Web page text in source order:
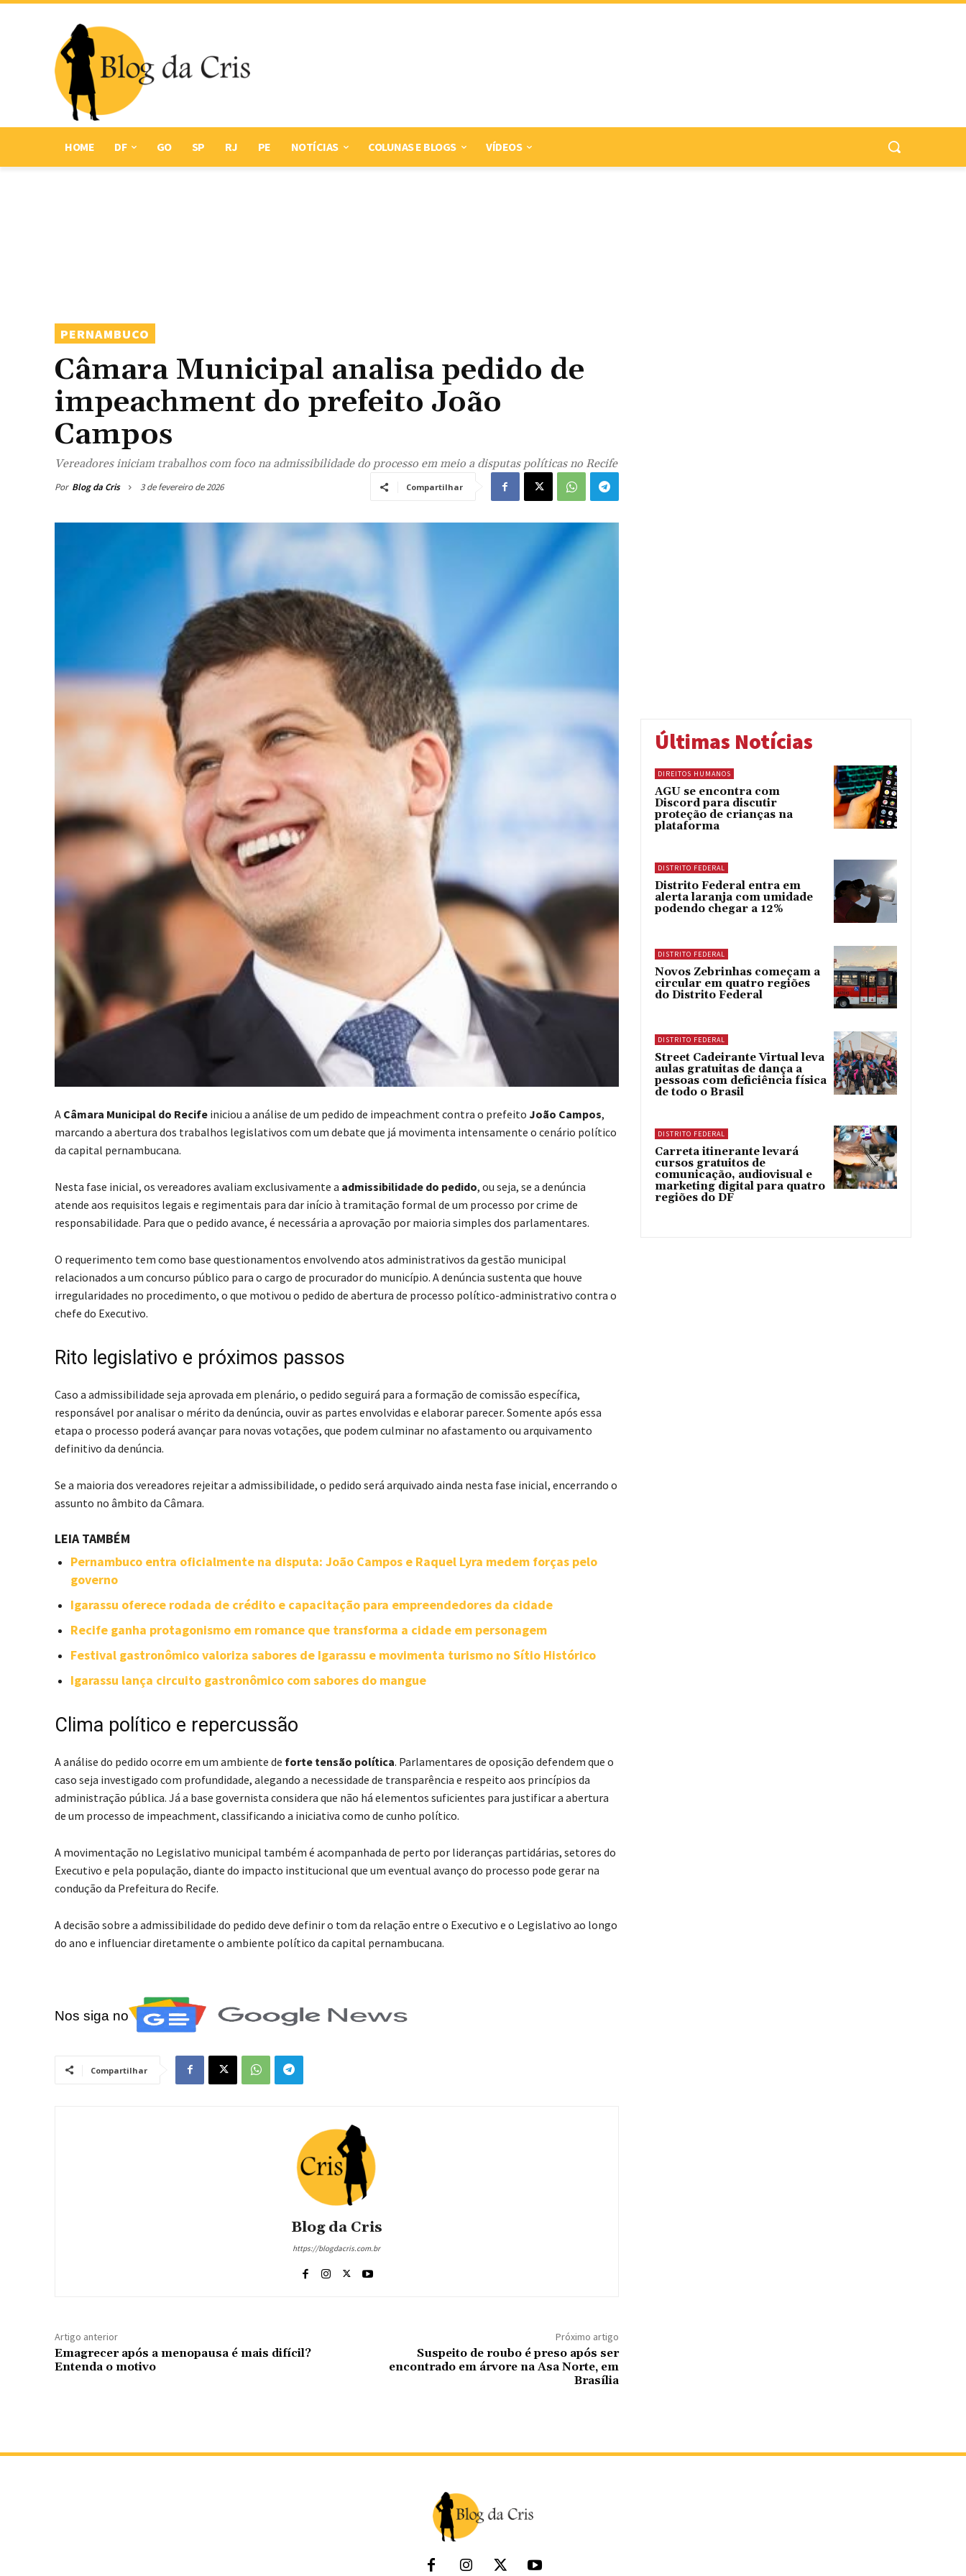
HOME DF GO SP RJ PE NOTÍCIAS COLUNAS E BLOGS VÍDEOS
PERNAMBUCO
Câmara Municipal analisa pedido de
impeachment do prefeito João
Campos
Vereadores iniciam trabalhos com foco na admissibilidade do processo em meio a disputas políticas no Recife
Por Blog da Cris 3 de fevereiro de 2026 Compartilhar
A Câmara Municipal do Recife iniciou a análise de um pedido de impeachment contra o prefeito João Campos,
marcando a abertura dos trabalhos legislativos com um debate que já movimenta intensamente o cenário político
da capital pernambucana.
Nesta fase inicial, os vereadores avaliam exclusivamente a admissibilidade do pedido, ou seja, se a denúncia
atende aos requisitos legais e regimentais para dar início à tramitação formal de um processo por crime de
responsabilidade. Para que o pedido avance, é necessária a aprovação por maioria simples dos parlamentares.
O requerimento tem como base questionamentos envolvendo atos administrativos da gestão municipal
relacionados a um concurso público para o cargo de procurador do município. A denúncia sustenta que houve
irregularidades no procedimento, o que motivou o pedido de abertura de processo político-administrativo contra o
chefe do Executivo.
Rito legislativo e próximos passos
Caso a admissibilidade seja aprovada em plenário, o pedido seguirá para a formação de comissão específica,
responsável por analisar o mérito da denúncia, ouvir as partes envolvidas e elaborar parecer. Somente após essa
etapa o processo poderá avançar para novas votações, que podem culminar no afastamento ou arquivamento
definitivo da denúncia.
Se a maioria dos vereadores rejeitar a admissibilidade, o pedido será arquivado ainda nesta fase inicial, encerrando o
assunto no âmbito da Câmara.
LEIA TAMBÉM
Pernambuco entra oficialmente na disputa: João Campos e Raquel Lyra medem forças pelo
governo
Igarassu oferece rodada de crédito e capacitação para empreendedores da cidade
Recife ganha protagonismo em romance que transforma a cidade em personagem
Festival gastronômico valoriza sabores de Igarassu e movimenta turismo no Sítio Histórico
Igarassu lança circuito gastronômico com sabores do mangue
Clima político e repercussão
A análise do pedido ocorre em um ambiente de forte tensão política. Parlamentares de oposição defendem que o
caso seja investigado com profundidade, alegando a necessidade de transparência e respeito aos princípios da
administração pública. Já a base governista considera que não há elementos suficientes para justificar a abertura
de um processo de impeachment, classificando a iniciativa como de cunho político.
A movimentação no Legislativo municipal também é acompanhada de perto por lideranças partidárias, setores do
Executivo e pela população, diante do impacto institucional que um eventual avanço do processo pode gerar na
condução da Prefeitura do Recife.
A decisão sobre a admissibilidade do pedido deve definir o tom da relação entre o Executivo e o Legislativo ao longo
do ano e influenciar diretamente o ambiente político da capital pernambucana.
Nos siga no
Compartilhar
Blog da Cris
https://blogdacris.com.br
Artigo anterior
Emagrecer após a menopausa é mais difícil?
Entenda o motivo
Próximo artigo
Suspeito de roubo é preso após ser
encontrado em árvore na Asa Norte, em
Brasília
Últimas Notícias
DIREITOS HUMANOS
AGU se encontra com
Discord para discutir
proteção de crianças na
plataforma
DISTRITO FEDERAL
Distrito Federal entra em
alerta laranja com umidade
podendo chegar a 12%
DISTRITO FEDERAL
Novos Zebrinhas começam a
circular em quatro regiões
do Distrito Federal
DISTRITO FEDERAL
Street Cadeirante Virtual leva
aulas gratuitas de dança a
pessoas com deficiência física
de todo o Brasil
DISTRITO FEDERAL
Carreta itinerante levará
cursos gratuitos de
comunicação, audiovisual e
marketing digital para quatro
regiões do DF